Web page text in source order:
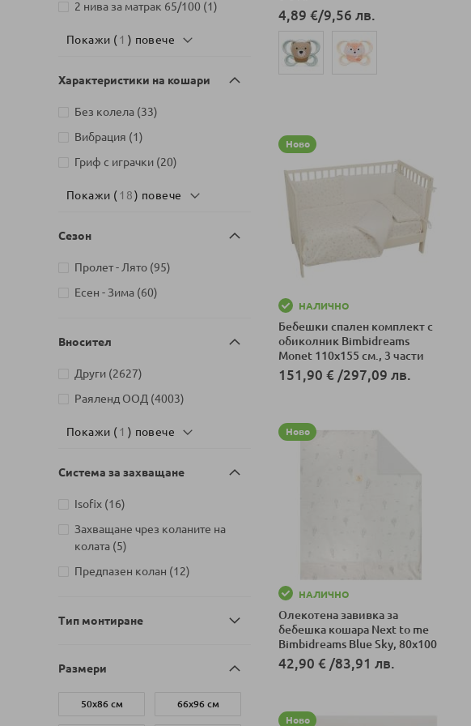
4,89 €/9,56 лв.
Ново
НАЛИЧНО
Бебешки спален комплект с
обиколник Bimbidreams
Monet 110x155 см., 3 части
151,90 € /297,09 лв.
Ново
НАЛИЧНО
Олекотена завивка за
бебешка кошара Next to me
Bimbidreams Blue Sky, 80x100
см.
42,90 € /83,91 лв.
Ново
2 нива за матрак 65/100
1
артикул
Покажи (1 ) повече
Характеристики на кошари
Без колела 33
артикули
Вибрация
1
артикул
Гриф с играчки 20
артикули
Покажи (18 ) повече
Сезон
Пролет - Лято 95
артикули
Есен - Зима 60
артикули
Вносител
Други 2627
артикули
Раяленд ООД 4003
артикули
Покажи (1 ) повече
Система за захващане
Isofix 16
артикули
Захващане чрез коланите на
колата 5
артикули
Предпазен колан
12
артикули
Тип монтиране
Размери
50х86 см 66х96 см